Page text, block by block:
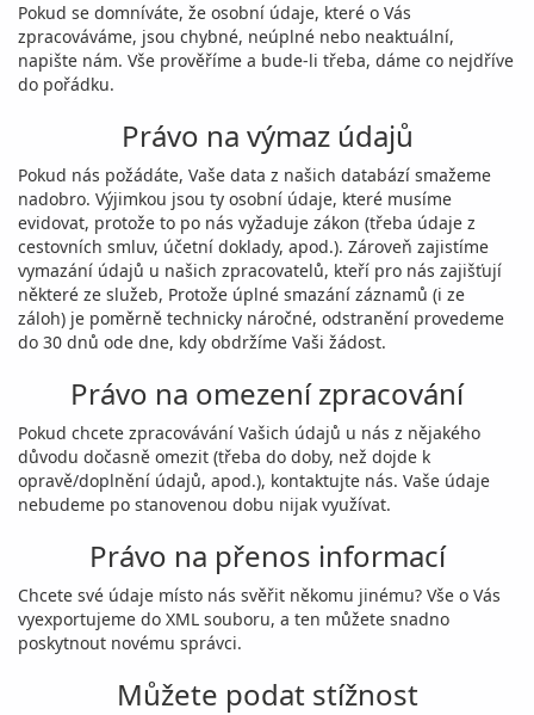
Pokud se domníváte, že osobní údaje, které o Vás
zpracováváme, jsou chybné, neúplné nebo neaktuální,
napište nám. Vše prověříme a bude-li třeba, dáme co nejdříve
do pořádku.
Právo na výmaz údajů
Pokud nás požádáte, Vaše data z našich databází smažeme
nadobro. Výjimkou jsou ty osobní údaje, které musíme
evidovat, protože to po nás vyžaduje zákon (třeba údaje z
cestovních smluv, účetní doklady, apod.). Zároveň zajistíme
vymazání údajů u našich zpracovatelů, kteří pro nás zajišťují
některé ze služeb, Protože úplné smazání záznamů (i ze
záloh) je poměrně technicky náročné, odstranění provedeme
do 30 dnů ode dne, kdy obdržíme Vaši žádost.
Právo na omezení zpracování
Pokud chcete zpracovávání Vašich údajů u nás z nějakého
důvodu dočasně omezit (třeba do doby, než dojde k
opravě/doplnění údajů, apod.), kontaktujte nás. Vaše údaje
nebudeme po stanovenou dobu nijak využívat.
Právo na přenos informací
Chcete své údaje místo nás svěřit někomu jinému? Vše o Vás
vyexportujeme do XML souboru, a ten můžete snadno
poskytnout novému správci.
Můžete podat stížnost